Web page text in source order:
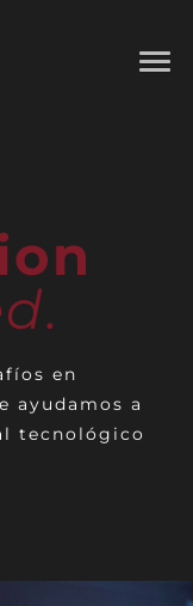
en
ayudamos a
tecnológico